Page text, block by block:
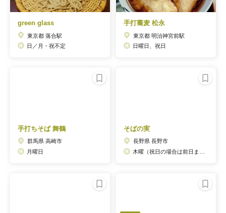
green glass
東京都 落合駅
日／月・祝不定
手打蕎麦 松永
東京都 明治神宮前駅
日曜日、祝日
手打ちそば 舞鶴
群馬県 高崎市
月曜日
そばの実
長野県 長野市